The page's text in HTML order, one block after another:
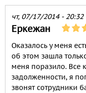
чт, 07/17/2014 - 20:32
Еркежан
Оказалось у меня
об этом зашла
меня поразило. Все
задолженности, я
звонят сотрудники